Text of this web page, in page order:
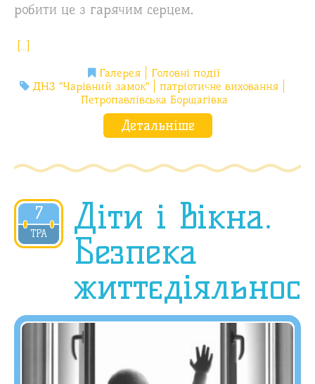
робити це з гарячим серцем.
[…]
Галерея
Головні події
ДНЗ "Чарівний замок"
патріотичне виховання
Петропавлівська Борщагівка
Детальніше
7
ТРА
2020
Діти і вікна.
Безпека